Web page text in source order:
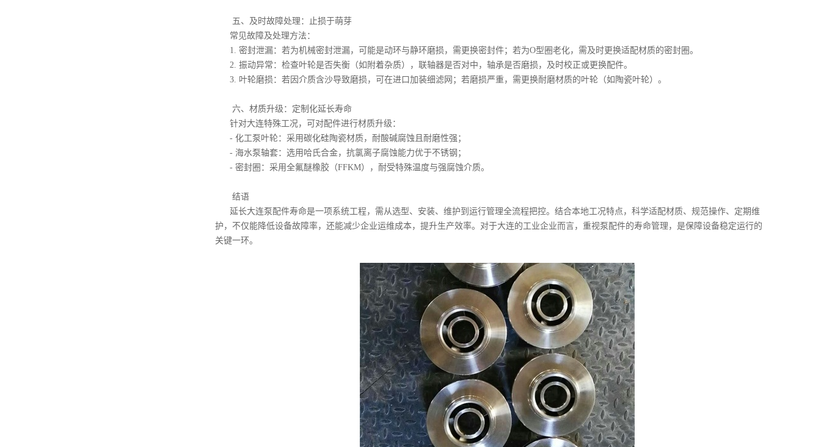
五、及时故障处理：止损于萌芽
常见故障及处理方法：
1. 密封泄漏：若为机械密封泄漏，可能是动环与静环磨损，需更换密封件；若为O型圈老化，需及时更换适配材质的密封圈。
2. 振动异常：检查叶轮是否失衡（如附着杂质），联轴器是否对中，轴承是否磨损，及时校正或更换配件。
3. 叶轮磨损：若因介质含沙导致磨损，可在进口加装细滤网；若磨损严重，需更换耐磨材质的叶轮（如陶瓷叶轮）。
六、材质升级：定制化延长寿命
针对大连特殊工况，可对配件进行材质升级：
- 化工泵叶轮：采用碳化硅陶瓷材质，耐酸碱腐蚀且耐磨性强；
- 海水泵轴套：选用哈氏合金，抗氯离子腐蚀能力优于不锈钢；
- 密封圈：采用全氟醚橡胶（FFKM），耐受特殊温度与强腐蚀介质。
结语
延长大连泵配件寿命是一项系统工程，需从选型、安装、维护到运行管理全流程把控。结合本地工况特点，科学适配材质、规范操作、定期维
护，不仅能降低设备故障率，还能减少企业运维成本，提升生产效率。对于大连的工业企业而言，重视泵配件的寿命管理，是保障设备稳定运行的
关键一环。